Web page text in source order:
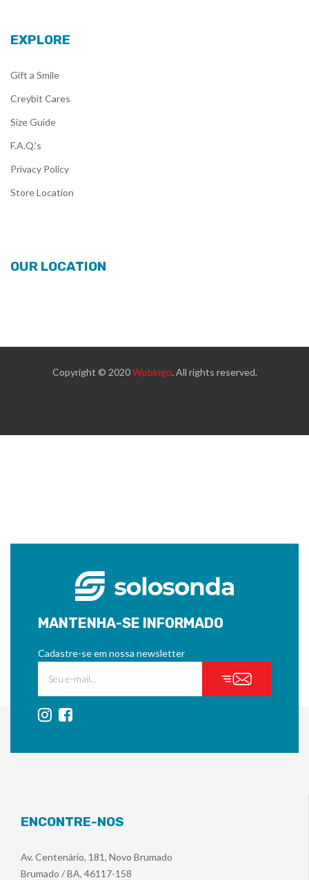
EXPLORE
Gift a Smile
Creybit Cares
Size Guide
F.A.Q.’s
Privacy Policy
Store Location
OUR LOCATION
Copyright © 2020Wpbingo. All rights reserved.
MANTENHA-SE INFORMADO
Cadastre-se em nossa newsletter
ENCONTRE-NOS
Av. Centenário, 181, Novo Brumado
Brumado / BA, 46117-158